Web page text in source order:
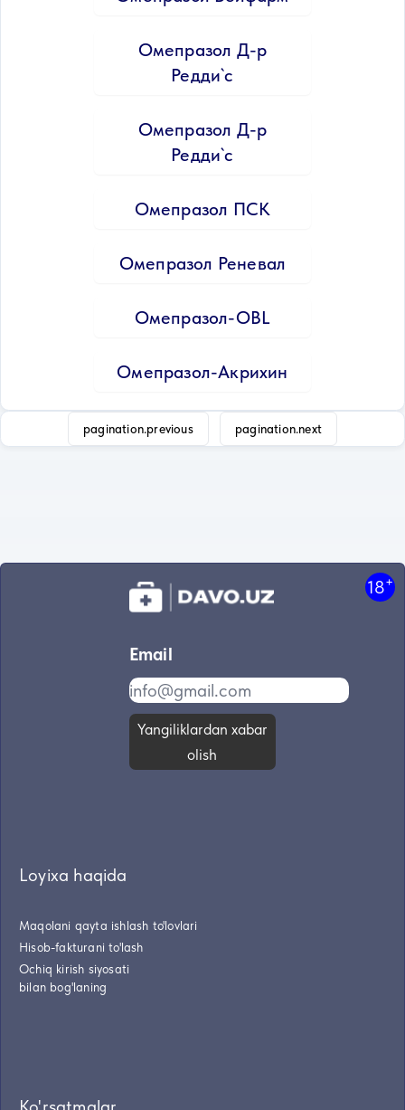
Омепразол Д-р
Редди`c
Омепразол Д-р
Редди`c
Омепразол ПСК
Омепразол Реневал
Омепразол-OBL
Омепразол-Акрихин
pagination.previous pagination.next
18+
Email
Yangiliklardan xabar
olish
Loyixa haqida
Maqolani qayta ishlash to'lovlari
Hisob-fakturani to'lash
Ochiq kirish siyosati
bilan bog'laning